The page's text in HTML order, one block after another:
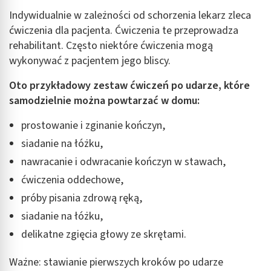
Indywidualnie w zależności od schorzenia lekarz zleca
ćwiczenia dla pacjenta. Ćwiczenia te przeprowadza
rehabilitant. Często niektóre ćwiczenia mogą
wykonywać z pacjentem jego bliscy.
Oto przykładowy zestaw ćwiczeń po udarze, które
samodzielnie można powtarzać w domu:
prostowanie i zginanie kończyn,
siadanie na łóżku,
nawracanie i odwracanie kończyn w stawach,
ćwiczenia oddechowe,
próby pisania zdrową ręką,
siadanie na łóżku,
delikatne zgięcia głowy ze skrętami.
Ważne: stawianie pierwszych kroków po udarze
Reklama / śledzenie